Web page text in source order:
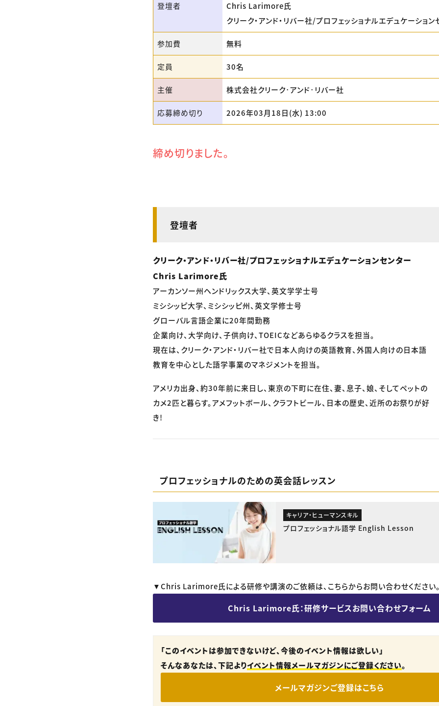
登壇者
Chris Larimore氏
クリーク・アンド・リバー社/プロフェッショナルエデュケーション
参加費 無料
定員 30名
主催 株式会社クリーク･アンド･リバー社
応募締め切り 2026年03月18日(水) 13:00
締め切りました。
登壇者
クリーク・アンド・リバー社/プロフェッショナルエデュケーションセンター
Chris Larimore氏
アーカンソー州ヘンドリックス大学、英文学学士号
ミシシッピ大学、ミシシッピ州、英文学修士号
グローバル言語企業に20年間勤務
企業向け、大学向け、子供向け、TOEICなどあらゆるクラスを担当。
現在は、クリーク・アンド・リバー社で日本人向けの英語教育、外国人向けの日本語
教育を中心とした語学事業のマネジメントを担当。
アメリカ出身、約30年前に来日し、東京の下町に在住、妻、息子、娘、そしてペットの
カメ2匹と暮らす。アメフットボール、クラフトビール、日本の歴史、近所のお祭りが好
き!
プロフェッショナルのための英会話レッスン
キャリア・ヒューマンスキル
プロフェッショナル語学 English Lesson
▼Chris Larimore氏による研修や講演のご依頼は、こちらからお問い合わせください
Chris Larimore氏：研修サービスお問い合わせフォーム
「このイベントは参加できないけど、今後のイベント情報は欲しい」
そんなあなたは、下記よりイベント情報メールマガジンにご登録ください。
メールマガジンご登録はこちら